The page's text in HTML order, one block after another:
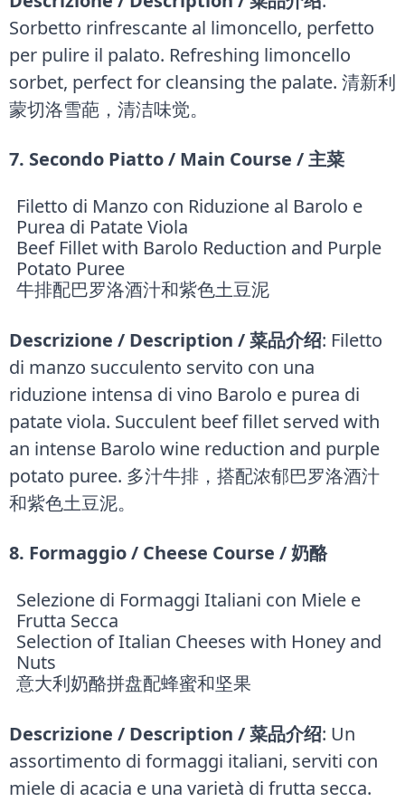
Sorbetto rinfrescante al limoncello, perfetto
per pulire il palato. Refreshing limoncello
sorbet, perfect for cleansing the palate. 清新利
蒙切洛雪葩，清洁味觉。
7. Secondo Piatto / Main Course / 主菜
Filetto di Manzo con Riduzione al Barolo e
Purea di Patate Viola
Beef Fillet with Barolo Reduction and Purple
Potato Puree
牛排配巴罗洛酒汁和紫色土豆泥
Descrizione / Description / 菜品介绍: Filetto
di manzo succulento servito con una
riduzione intensa di vino Barolo e purea di
patate viola. Succulent beef fillet served with
an intense Barolo wine reduction and purple
potato puree. 多汁牛排，搭配浓郁巴罗洛酒汁
和紫色土豆泥。
8. Formaggio / Cheese Course / 奶酪
Selezione di Formaggi Italiani con Miele e
Frutta Secca
Selection of Italian Cheeses with Honey and
Nuts
意大利奶酪拼盘配蜂蜜和坚果
Descrizione / Description / 菜品介绍: Un
assortimento di formaggi italiani, serviti con
miele di acacia e una varietà di frutta secca.